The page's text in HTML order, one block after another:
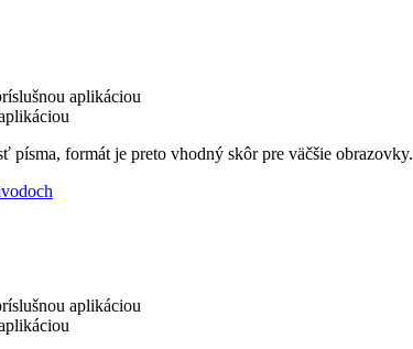
aplikáciou
formát je preto vhodný skôr pre väčšie obrazovky.
aplikáciou